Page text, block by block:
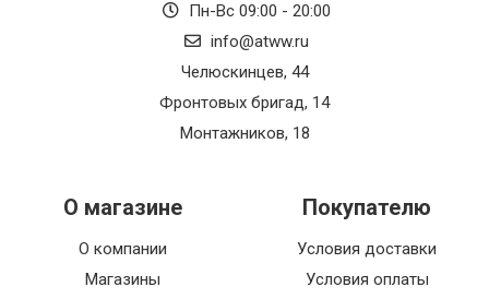
Пн-Вс 09:00 - 20:00
info@atww.ru
Челюскинцев, 44
Фронтовых бригад, 14
Монтажников, 18
О магазине
О компании
Магазины
Покупателю
Условия доставки
Условия оплаты